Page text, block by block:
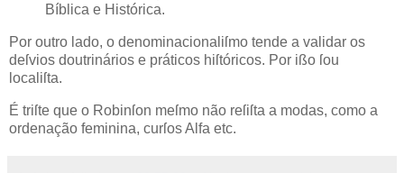
Bíblica e Histórica.
Por outro lado, o denominacionaliſmo tende a validar os
deſvios doutrinários e práticos hiſtóricos. Por ißo ſou
localiſta.
É triſte que o Robinſon meſmo não reſiſta a modas, como a
ordenação feminina, curſos Alfa etc.